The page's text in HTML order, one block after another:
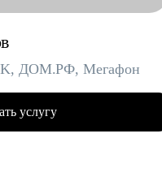
ДОМ.РФ, Мегафон
услугу